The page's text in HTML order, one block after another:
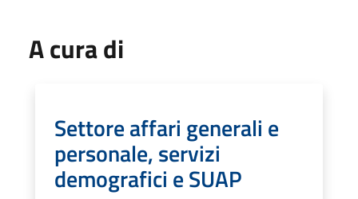
A cura di
Settore affari generali e
personale, servizi
demografici e SUAP